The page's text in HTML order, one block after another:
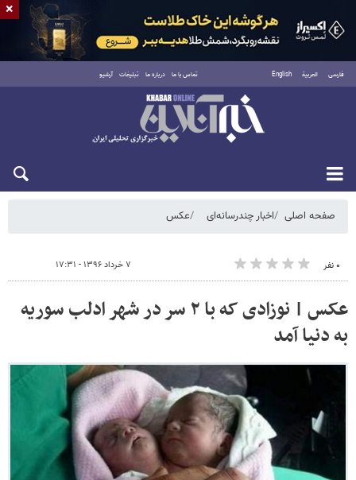
فارسی العربية English تماس با ما درباره ما تبلیغات آرشیو
شنبه ۱۷ مرداد ۱۴۰۵
صفحه اصلی اخبار چندرسانه‌ای عکس
۰ نفر ۷ خرداد ۱۳۹۶ - ۱۷:۳۱
عکس | نوزادی که با ۲ سر در شهر ادلب سوریه
به دنیا آمد
×